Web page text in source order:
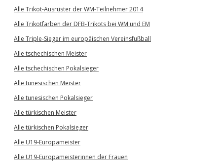
Alle Trikot-Ausrüster der WM-Teilnehmer 2014
Alle Trikotfarben der DFB-Trikots bei WM und EM
Alle Triple-Sieger im europäischen Vereinsfußball
Alle tschechischen Meister
Alle tschechischen Pokalsieger
Alle tunesischen Meister
Alle tunesischen Pokalsieger
Alle türkischen Meister
Alle türkischen Pokalsieger
Alle U19-Europameister
Alle U19-Europameisterinnen der Frauen